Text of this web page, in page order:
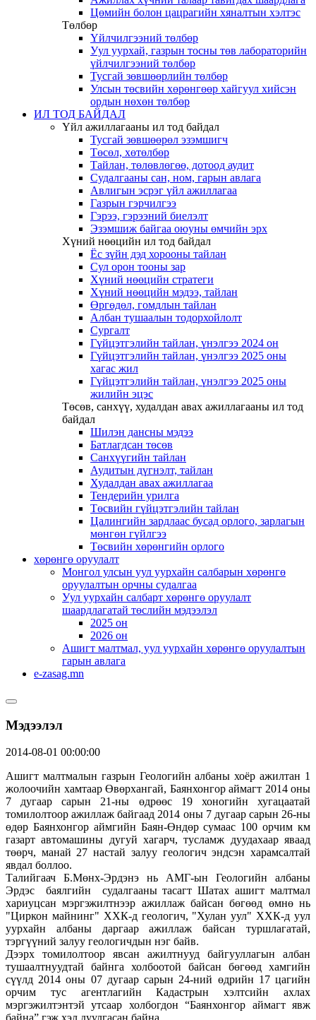
Цөмийн болон цацрагийн хяналтын хэлтэс
Төлбөр
Үйлчилгээний төлбөр
Уул уурхай, газрын тосны төв лабораторийн
үйлчилгээний төлбөр
Тусгай зөвшөөрлийн төлбөр
Улсын төсвийн хөрөнгөөр хайгуул хийсэн
ордын нөхөн төлбөр
ИЛ ТОД БАЙДАЛ
Үйл ажиллагааны ил тод байдал
Тусгай зөвшөөрөл эзэмшигч
Төсөл, хөтөлбөр
Тайлан, төлөвлөгөө, дотоод аудит
Судалгааны сан, ном, гарын авлага
Авлигын эсрэг үйл ажиллагаа
Газрын гэрчилгээ
Гэрээ, гэрээний биелэлт
Эзэмшиж байгаа оюуны өмчийн эрх
Хүний нөөцийн ил тод байдал
Ёс зүйн дэд хорооны тайлан
Сул орон тооны зар
Хүний нөөцийн стратеги
Хүний нөөцийн мэдээ, тайлан
Өргөдөл, гомдлын тайлан
Албан тушаалын тодорхойлолт
Сургалт
Гүйцэтгэлийн тайлан, үнэлгээ 2024 он
Гүйцэтгэлийн тайлан, үнэлгээ 2025 оны
хагас жил
Гүйцэтгэлийн тайлан, үнэлгээ 2025 оны
жилийн эцэс
Төсөв, санхүү, худалдан авах ажиллагааны ил тод
байдал
Шилэн дансны мэдээ
Батлагдсан төсөв
Санхүүгийн тайлан
Аудитын дүгнэлт, тайлан
Худалдан авах ажиллагаа
Тендерийн урилга
Төсвийн гүйцэтгэлийн тайлан
Цалингийн зардлаас бусад орлого, зарлагын
мөнгөн гүйлгээ
Төсвийн хөрөнгийн орлого
хөрөнгө оруулалт
Монгол улсын уул уурхайн салбарын хөрөнгө
оруулалтын орчны судалгаа
Уул уурхайн салбарт хөрөнгө оруулалт
шаардлагатай төслийн мэдээлэл
2025 он
2026 он
Ашигт малтмал, уул уурхайн хөрөнгө оруулалтын
гарын авлага
e-zasag.mn
Мэдээлэл
2014-08-01 00:00:00
Ашигт малтмалын газрын Геологийн албаны хоёр ажилтан 1
жолоочийн хамтаар Өвөрхангай, Баянхонгор аймагт 2014 оны
7 дугаар сарын 21-ны өдрөөс 19 хоногийн хугацаатай
томилолтоор ажиллаж байгаад 2014 оны 7 дугаар сарын 26-ны
өдөр Баянхонгор аймгийн Баян-Өндөр сумаас 100 орчим км
газарт автомашины дугуй хагарч, тусламж дуудахаар яваад
төөрч, манай 27 настай залуу геологич эндсэн харамсалтай
явдал боллоо.
Талийгаач Б.Мөнх-Эрдэнэ нь АМГ-ын Геологийн албаны
Эрдэс баялгийн судалгааны тасагт Шатах ашигт малтмал
хариуцсан мэргэжилтнээр ажиллаж байсан бөгөөд өмнө нь
"Циркон майнинг" ХХК-д геологич, "Хулан уул" ХХК-д уул
уурхайн албаны даргаар ажиллаж байсан туршлагатай,
тэргүүний залуу геологичдын нэг байв.
Дээрх томилолтоор явсан ажилтнууд байгууллагын албан
тушаалтнуудтай байнга холбоотой байсан бөгөөд хамгийн
сүүлд 2014 оны 07 дугаар сарын 24-ний өдрийн 17 цагийн
орчим тус агентлагийн Кадастрын хэлтсийн ахлах
мэргэжилтэнтэй утсаар холбогдон “Баянхонгор аймагт явж